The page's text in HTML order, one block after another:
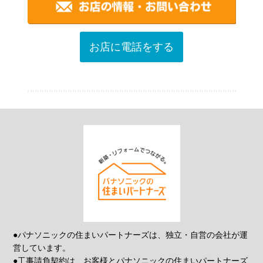
お店に電話をする
●パナソニックの住まいパートナーズは、独立・自営の会社が運
営しています。
●工事請負契約は、お客様とパナソニックの住まいパートナーズ